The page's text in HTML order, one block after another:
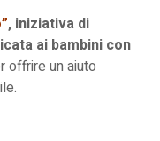
, iniziativa di
ai bambini con
offrire un aiuto